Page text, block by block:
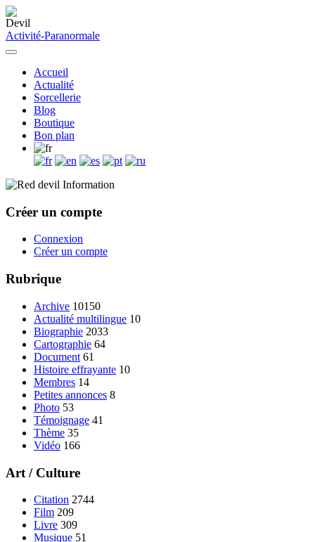
Activité-Paranormale
Accueil
Actualité
Sorcellerie
Blog
Boutique
Bon plan
Information
Créer un compte
Connexion
Créer un compte
Rubrique
Archive 10150
Actualité multilingue 10
Biographie 2033
Cartographie 64
Document 61
Histoire effrayante 10
Membres 14
Petites annonces 8
Photo 53
Témoignage 41
Thème 35
Vidéo 166
Art / Culture
Citation 2744
Film 209
Livre 309
Musique 51